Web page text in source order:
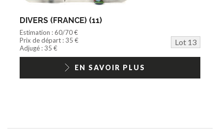
DIVERS (FRANCE) (11)
Estimation : 60/70 €
Prix de départ : 35 €
Lot 13
Adjugé : 35 €
EN SAVOIR PLUS